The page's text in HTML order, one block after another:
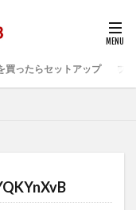
買ったらセットアップ プ
プ
Code